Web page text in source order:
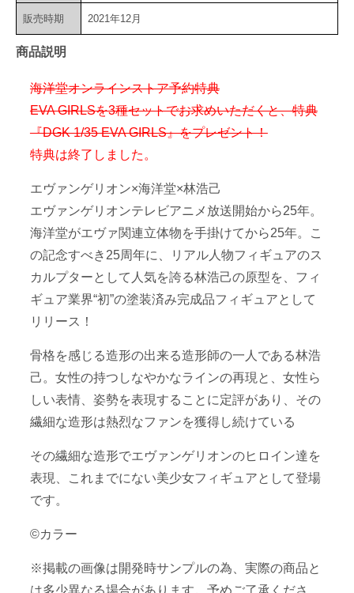
販売時期 2021年12月
商品説明
海洋堂オンラインストア予約特典
EVA GIRLSを3種セットでお求めいただくと、特典
『DGK 1/35 EVA GIRLS』をプレゼント！
特典は終了しました。
エヴァンゲリオン×海洋堂×林浩己
エヴァンゲリオンテレビアニメ放送開始から25年。
海洋堂がエヴァ関連立体物を手掛けてから25年。こ
の記念すべき25周年に、リアル人物フィギュアのス
カルプターとして人気を誇る林浩己の原型を、フィ
ギュア業界“初”の塗装済み完成品フィギュアとして
リリース！
骨格を感じる造形の出来る造形師の一人である林浩
己。女性の持つしなやかなラインの再現と、女性ら
しい表情、姿勢を表現することに定評があり、その
繊細な造形は熱烈なファンを獲得し続けている
その繊細な造形でエヴァンゲリオンのヒロイン達を
表現、これまでにない美少女フィギュアとして登場
です。
©カラー
※掲載の画像は開発時サンプルの為、実際の商品と
は多少異なる場合があります。予めご了承くださ